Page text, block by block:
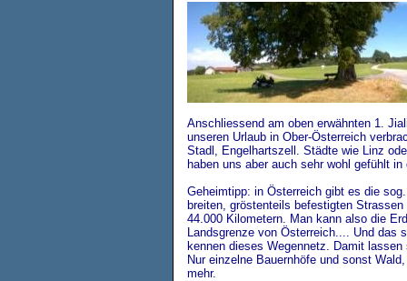
Anschliessend am oben erwähnten 1.
unseren Urlaub in Ober-Österreich
Stadl, Engelhartszell. Städte wie Linz
haben uns aber auch sehr wohl gefühlt
Geheimtipp: in Österreich gibt es die
breiten, gröstenteils befestigten
44.000 Kilometern. Man kann also die
Landsgrenze von Österreich.... Und das
kennen dieses Wegennetz. Damit
Nur einzelne Bauernhöfe und sonst
mehr.